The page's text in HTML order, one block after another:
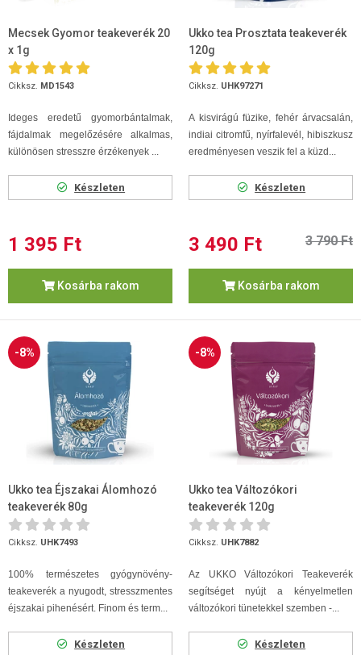
Mecsek Gyomor teakeverék 20
x 1g
Cikksz. MD1543
Ideges eredetű gyomorbántalmak,
fájdalmak megelőzésére alkalmas,
különösen stresszre érzékenyek ...
Készleten
1 395 Ft
Kosárba rakom
Ukko tea Prosztata teakeverék
120g
Cikksz. UHK97271
A kisvirágú füzike, fehér árvacsalán,
indiai citromfű, nyírfalevél, hibiszkusz
eredményesen veszik fel a küzd...
Készleten
3 490 Ft 3 790 Ft
Kosárba rakom
-8%
Ukko tea Éjszakai Álomhozó
teakeverék 80g
Cikksz. UHK7493
100% természetes gyógynövény-
teakeverék a nyugodt, stresszmentes
éjszakai pihenésért. Finom és term...
Készleten
-8%
Ukko tea Változókori
teakeverék 120g
Cikksz. UHK7882
Az UKKO Változókori Teakeverék
segítséget nyújt a kényelmetlen
változókori tünetekkel szemben -...
Készleten